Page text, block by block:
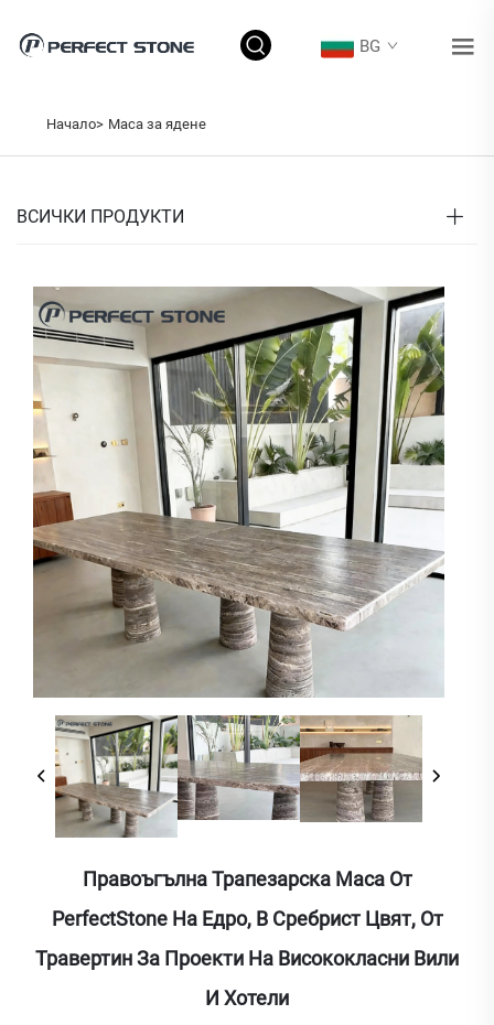
BG
Начало> Маса за ядене
ВСИЧКИ ПРОДУКТИ
Правоъгълна Трапезарска Маса От
PerfectStone На Едро, В Сребрист Цвят, От
Травертин За Проекти На Висококласни Вили
И Хотели